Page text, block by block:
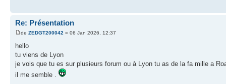
Re: Présentation
de ZEDGT200042 » 06 Jan 2026, 12:37
hello
tu viens de Lyon
je vois que tu es sur plusieurs forum ou à Lyon tu as de la fa mille a
il me semble .